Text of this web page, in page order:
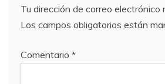
Tu dirección de correo electrónico
Los campos obligatorios están
Comentario *